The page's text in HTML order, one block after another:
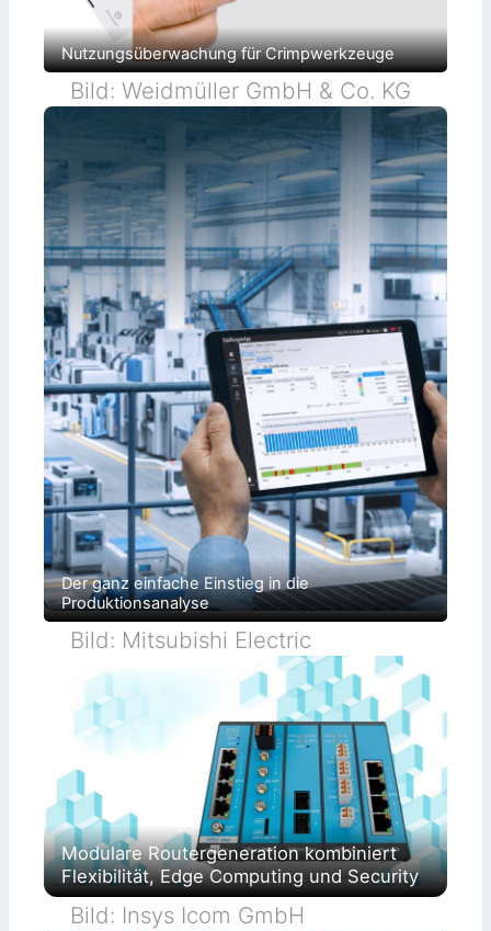
Nutzungsüberwachung für Crimpwerkzeuge
Bild: Weidmüller GmbH & Co. KG
Der ganz einfache Einstieg in die
Produktionsanalyse
Bild: Mitsubishi Electric
Modulare Routergeneration kombiniert
Flexibilität, Edge Computing und Security
Bild: Insys Icom GmbH